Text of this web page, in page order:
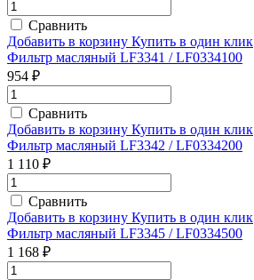
Сравнить
Добавить в корзину Купить в один клик
Фильтр масляный LF3341 / LF0334100
954 ₽
Сравнить
Добавить в корзину Купить в один клик
Фильтр масляный LF3342 / LF0334200
1 110 ₽
Сравнить
Добавить в корзину Купить в один клик
Фильтр масляный LF3345 / LF0334500
1 168 ₽